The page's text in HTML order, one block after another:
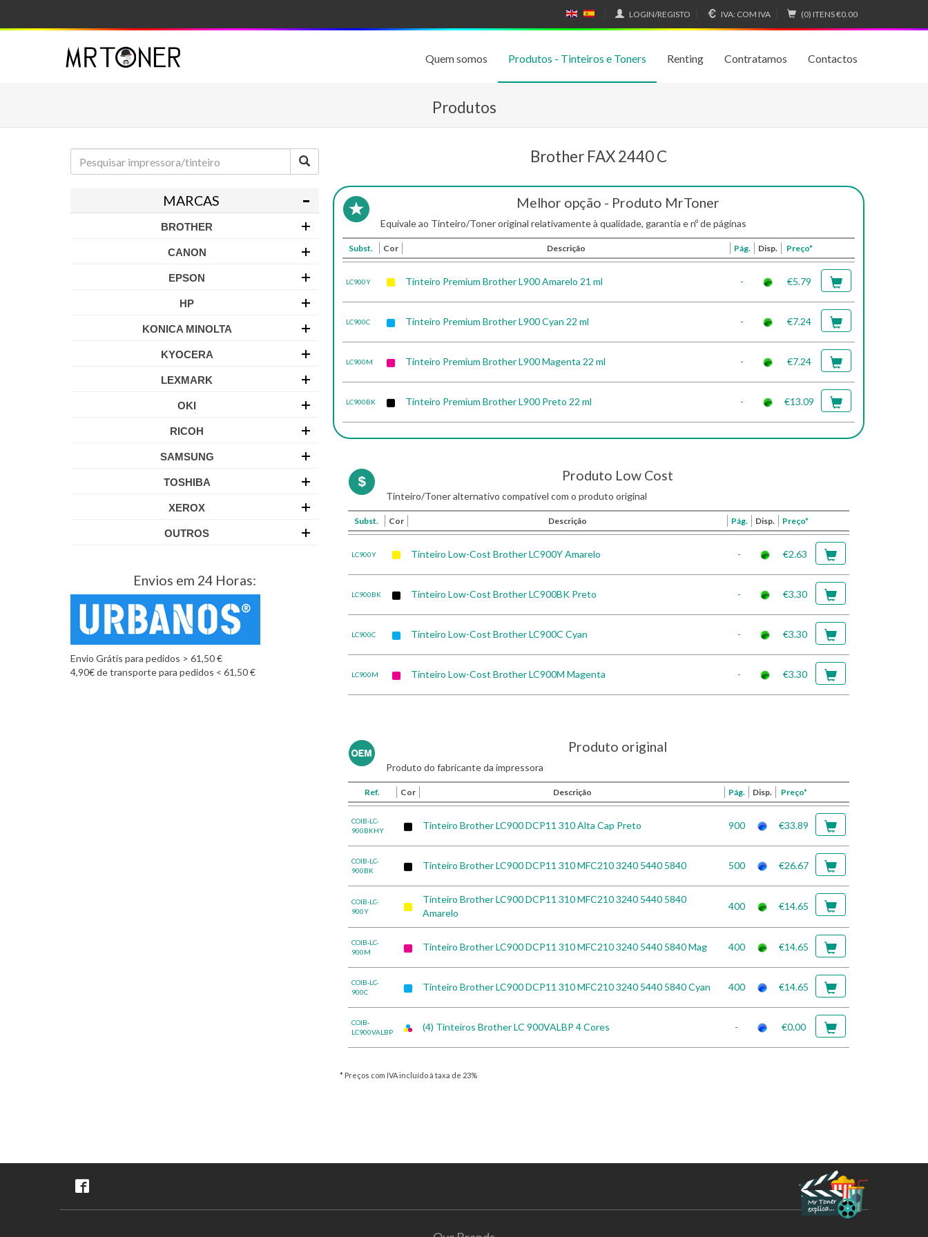
N
H
SP
OL
LOGIN/REGISTO IVA: COM IVA (0) ITENS€0.00
Quem somos Produtos - Tinteiros e Toners Renting Contratamos Contactos
Produtos
MARCAS
BROTHER
CANON
EPSON
HP
KONICA MINOLTA
KYOCERA
LEXMARK
OKI
RICOH
SAMSUNG
TOSHIBA
XEROX
OUTROS
Envios em 24 Horas:
Envio Grátis para pedidos > 61,50 €
4,90€ de transporte para pedidos < 61,50 €
Brother FAX 2440 C
Melhor opção - Produto MrToner
Equivale ao Tinteiro/Toner original relativamente à qualidade, garantia e nº de páginas
Subst. Cor Descrição Pág. Disp. Preço*
LC900Y Tinteiro Premium Brother L900 Amarelo 21 ml - €5.79
LC900C Tinteiro Premium Brother L900 Cyan 22 ml - €7.24
LC900M Tinteiro Premium Brother L900 Magenta 22 ml - €7.24
LC900BK Tinteiro Premium Brother L900 Preto 22 ml - €13.09
Produto Low Cost
Tinteiro/Toner alternativo compatível com o produto original
Subst. Cor Descrição Pág. Disp. Preço*
LC900Y Tinteiro Low-Cost Brother LC900Y Amarelo - €2.63
LC900BK Tinteiro Low-Cost Brother LC900BK Preto - €3.30
LC900C Tinteiro Low-Cost Brother LC900C Cyan - €3.30
LC900M Tinteiro Low-Cost Brother LC900M Magenta - €3.30
Produto original
Produto do fabricante da impressora
Ref. Cor Descrição Pág. Disp. Preço*
COIB-LC-
900BKHY
Tinteiro Brother LC900 DCP11 310 Alta Cap Preto 900 €33.89
COIB-LC-
900BK
Tinteiro Brother LC900 DCP11 310 MFC210 3240 5440 5840 500 €26.67
COIB-LC-
900Y
Tinteiro Brother LC900 DCP11 310 MFC210 3240 5440 5840
Amarelo
400 €14.65
COIB-LC-
900M
Tinteiro Brother LC900 DCP11 310 MFC210 3240 5440 5840 Mag 400 €14.65
COIB-LC-
900C
Tinteiro Brother LC900 DCP11 310 MFC210 3240 5440 5840 Cyan 400 €14.65
COIB-
LC900VALBP
(4) Tinteiros Brother LC 900VALBP 4 Cores - €0.00
* Preços com IVA incluído à taxa de 23%